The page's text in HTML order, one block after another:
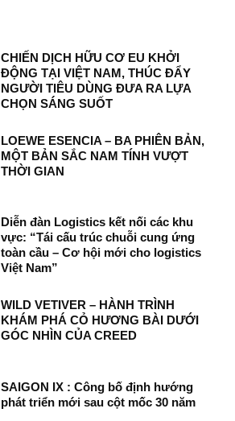
CHIẾN DỊCH HỮU CƠ EU KHỞI
ĐỘNG TẠI VIỆT NAM, THÚC ĐẨY
NGƯỜI TIÊU DÙNG ĐƯA RA LỰA
CHỌN SÁNG SUỐT
LOEWE ESENCIA – BA PHIÊN BẢN,
MỘT BẢN SẮC NAM TÍNH VƯỢT
THỜI GIAN
Diễn đàn Logistics kết nối các khu
vực: “Tái cấu trúc chuỗi cung ứng
toàn cầu – Cơ hội mới cho logistics
Việt Nam”
WILD VETIVER – HÀNH TRÌNH
KHÁM PHÁ CỎ HƯƠNG BÀI DƯỚI
GÓC NHÌN CỦA CREED
SAIGON IX : Công bố định hướng
phát triển mới sau cột mốc 30 năm